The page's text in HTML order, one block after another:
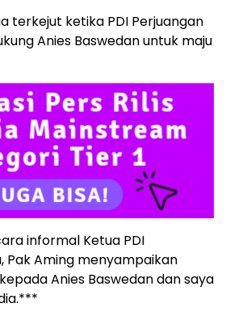
terkejut ketika PDI Perjuangan
Anies Baswedan untuk maju
informal Ketua PDI
Pak Aming menyampaikan
Anies Baswedan dan saya